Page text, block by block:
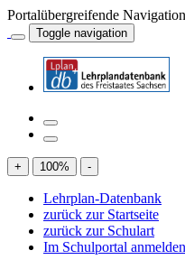
Portalübergreifende Navigation
Toggle navigation
+ 100% -
Lehrplan-Datenbank
zurück zur Startseite
zurück zur Schulart
Im Schulportal anmelden